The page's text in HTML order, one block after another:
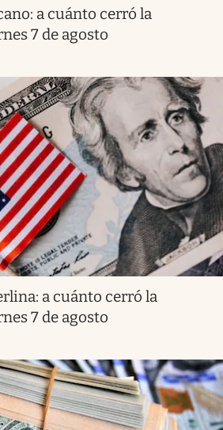
a cuánto cerró la
7 de agosto
a cuánto cerró la
7 de agosto